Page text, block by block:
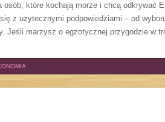
osób, które kochają morze i chcą odkrywać
z użytecznymi podpowiedziami – od
Jeśli marzysz o egzotycznej przygodzie w